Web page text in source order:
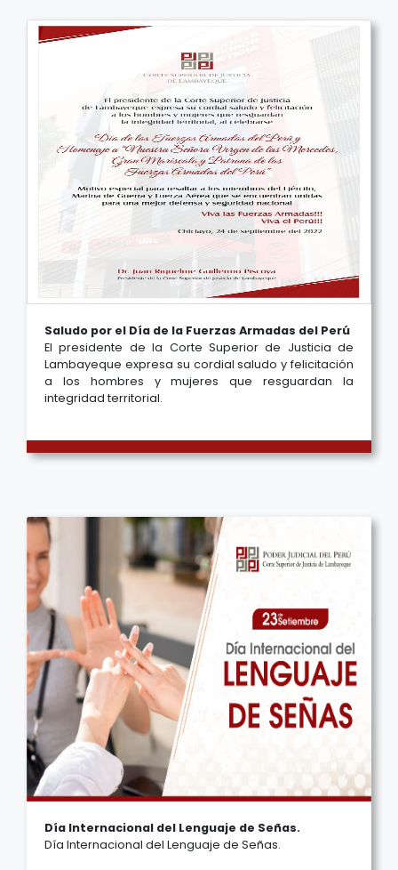
Saludo por el Día de la Fuerzas Armadas del Perú
El presidente de la Corte Superior de Justicia de
Lambayeque expresa su cordial saludo y felicitación
a los hombres y mujeres que resguardan la
integridad territorial.
Día Internacional del Lenguaje de Señas.
Día Internacional del Lenguaje de Señas.